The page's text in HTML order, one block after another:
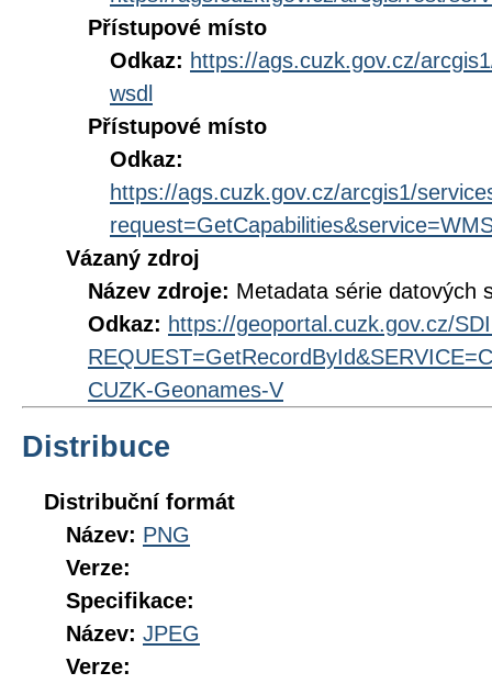
Přístupové místo
Odkaz: https://ags.cuzk.gov.cz/
wsdl
Přístupové místo
Odkaz:
https://ags.cuzk.gov.cz/arcgis1/
Vázaný zdroj
Název zdroje: Metadata série datových
Odkaz: https://geoportal.cuzk.gov.cz/
CUZK-Geonames-V
Distribuce
Distribuční formát
Název: PNG
Verze:
Specifikace:
Název: JPEG
Verze: